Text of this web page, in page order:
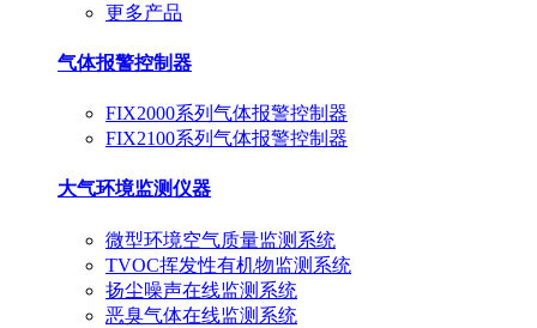
更多产品
气体报警控制器
FIX2000系列气体报警控制器
FIX2100系列气体报警控制器
大气环境监测仪器
微型环境空气质量监测系统
TVOC挥发性有机物监测系统
扬尘噪声在线监测系统
恶臭气体在线监测系统